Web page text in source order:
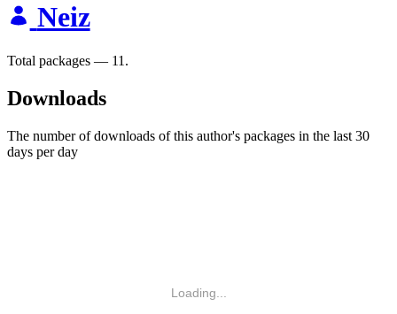
Neiz
Total packages — 11.
Downloads
The number of downloads of this author's packages in the last 30
days per day
Loading...